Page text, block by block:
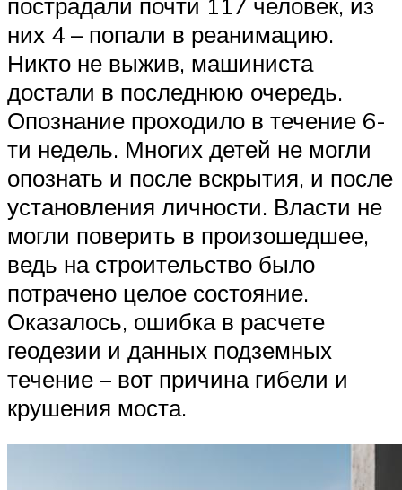
них 4 – попали в реанимацию.
Никто не выжив, машиниста
достали в последнюю очередь.
Опознание проходило в течение 6-
ти недель. Многих детей не могли
опознать и после вскрытия, и после
установления личности. Власти не
могли поверить в произошедшее,
ведь на строительство было
потрачено целое состояние.
Оказалось, ошибка в расчете
геодезии и данных подземных
течение – вот причина гибели и
крушения моста.